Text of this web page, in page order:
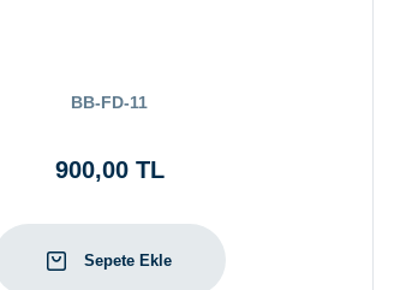
BB-FD-11
900,00 TL
Sepete Ekle